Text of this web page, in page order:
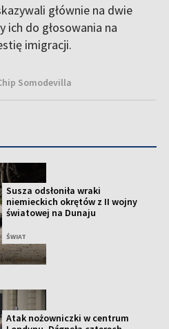
głównie na dwie
ich do głosowania na
imigracji.
Somodevilla
Susza odsłoniła wraki
niemieckich okrętów z II wojny
światowej na Dunaju
ŚWIAT
Atak nożowniczki w centrum